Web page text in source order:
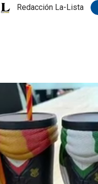
Redacción La-Lista